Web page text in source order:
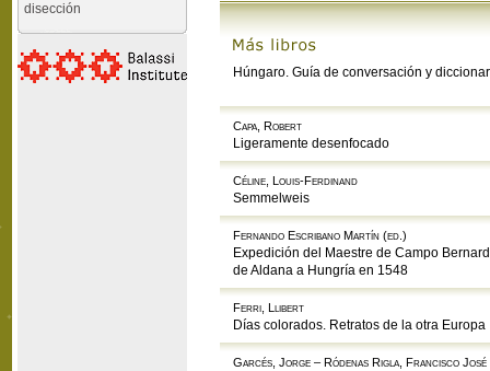
disección
Húngaro. Guía de conversación y
Capa, Robert
Ligeramente desenfocado
Céline, Louis-Ferdinand
Semmelweis
Fernando Escribano Martín (ed.)
Expedición del Maestre de Campo
de Aldana a Hungría en 1548
Ferri, Llibert
Días colorados. Retratos de la otra Europa
Garcés, Jorge – Ródenas Rigla, Francisco José